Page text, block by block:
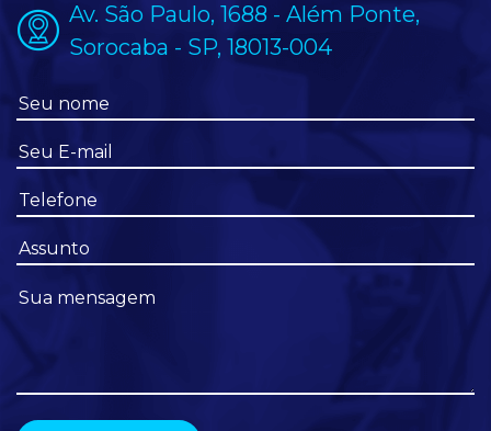
Av. São Paulo, 1688 - Além Ponte,
Sorocaba - SP, 18013-004